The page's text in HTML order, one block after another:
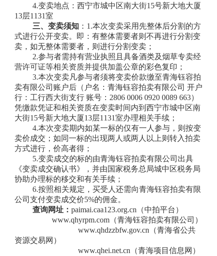
4.变卖地点：西宁市城中区南大街15号新大地大厦
13层1131室
三、变卖须知 ：1.本次变卖采用先整体后分割的方
式进行公开变卖。即：有整体需要者则不再进行分割变
卖，如无整体需要者，则进行分割变卖；
2.参与者需持有营业执照且具备酒类及烟草专卖经
营许可证等相关资质并提供加盖公章的彩色复印；
3.本次变卖凡参与者须将变卖价款缴至青海钰容拍
卖有限公司账户后（户名： 青海钰容拍卖有限公司 开户
行 ： 工行西大街支行 账号：2806 0006 0920 0089 663）
凭缴款凭证和相关资质在变卖时间内到西宁市城中区南
大街15号新大地大厦13层1131室办理相关手续 ；
4.本次变卖期内如某一标的仅有一人参与，则按变
卖价成交；如同一标的出现两人或两人以上则转入拍卖
方式进行，价高者得；
5.变卖成交的标的由青海钰容拍卖有限公司出具
《变卖成交确认书》，并由国家税务总局城中区税务局
协助办理标的移交和有关手续；
6.按照相关规定，买受人还需向青海钰容拍卖有限
公司支付变卖成交价5%的佣金。
查询网址：paimai.caa123.org.cn（中拍平台 ）
www.qhyrpm.com（青海钰容拍卖有限公司）
www.qhdzzbfw.gov.cn （青海省公共
资源交易网 ）
www.qhei.net.cn（青海项目信息网）